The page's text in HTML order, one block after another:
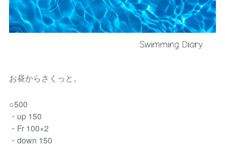
お昼からさくっと。
○500
・up 150
・Fr 100×2
・down 150